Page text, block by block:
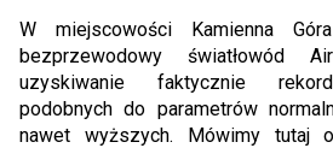
W miejscowości Kamienna
bezprzewodowy światłowód
uzyskiwanie faktycznie
podobnych do parametrów
nawet wyższych. Mówimy tutaj